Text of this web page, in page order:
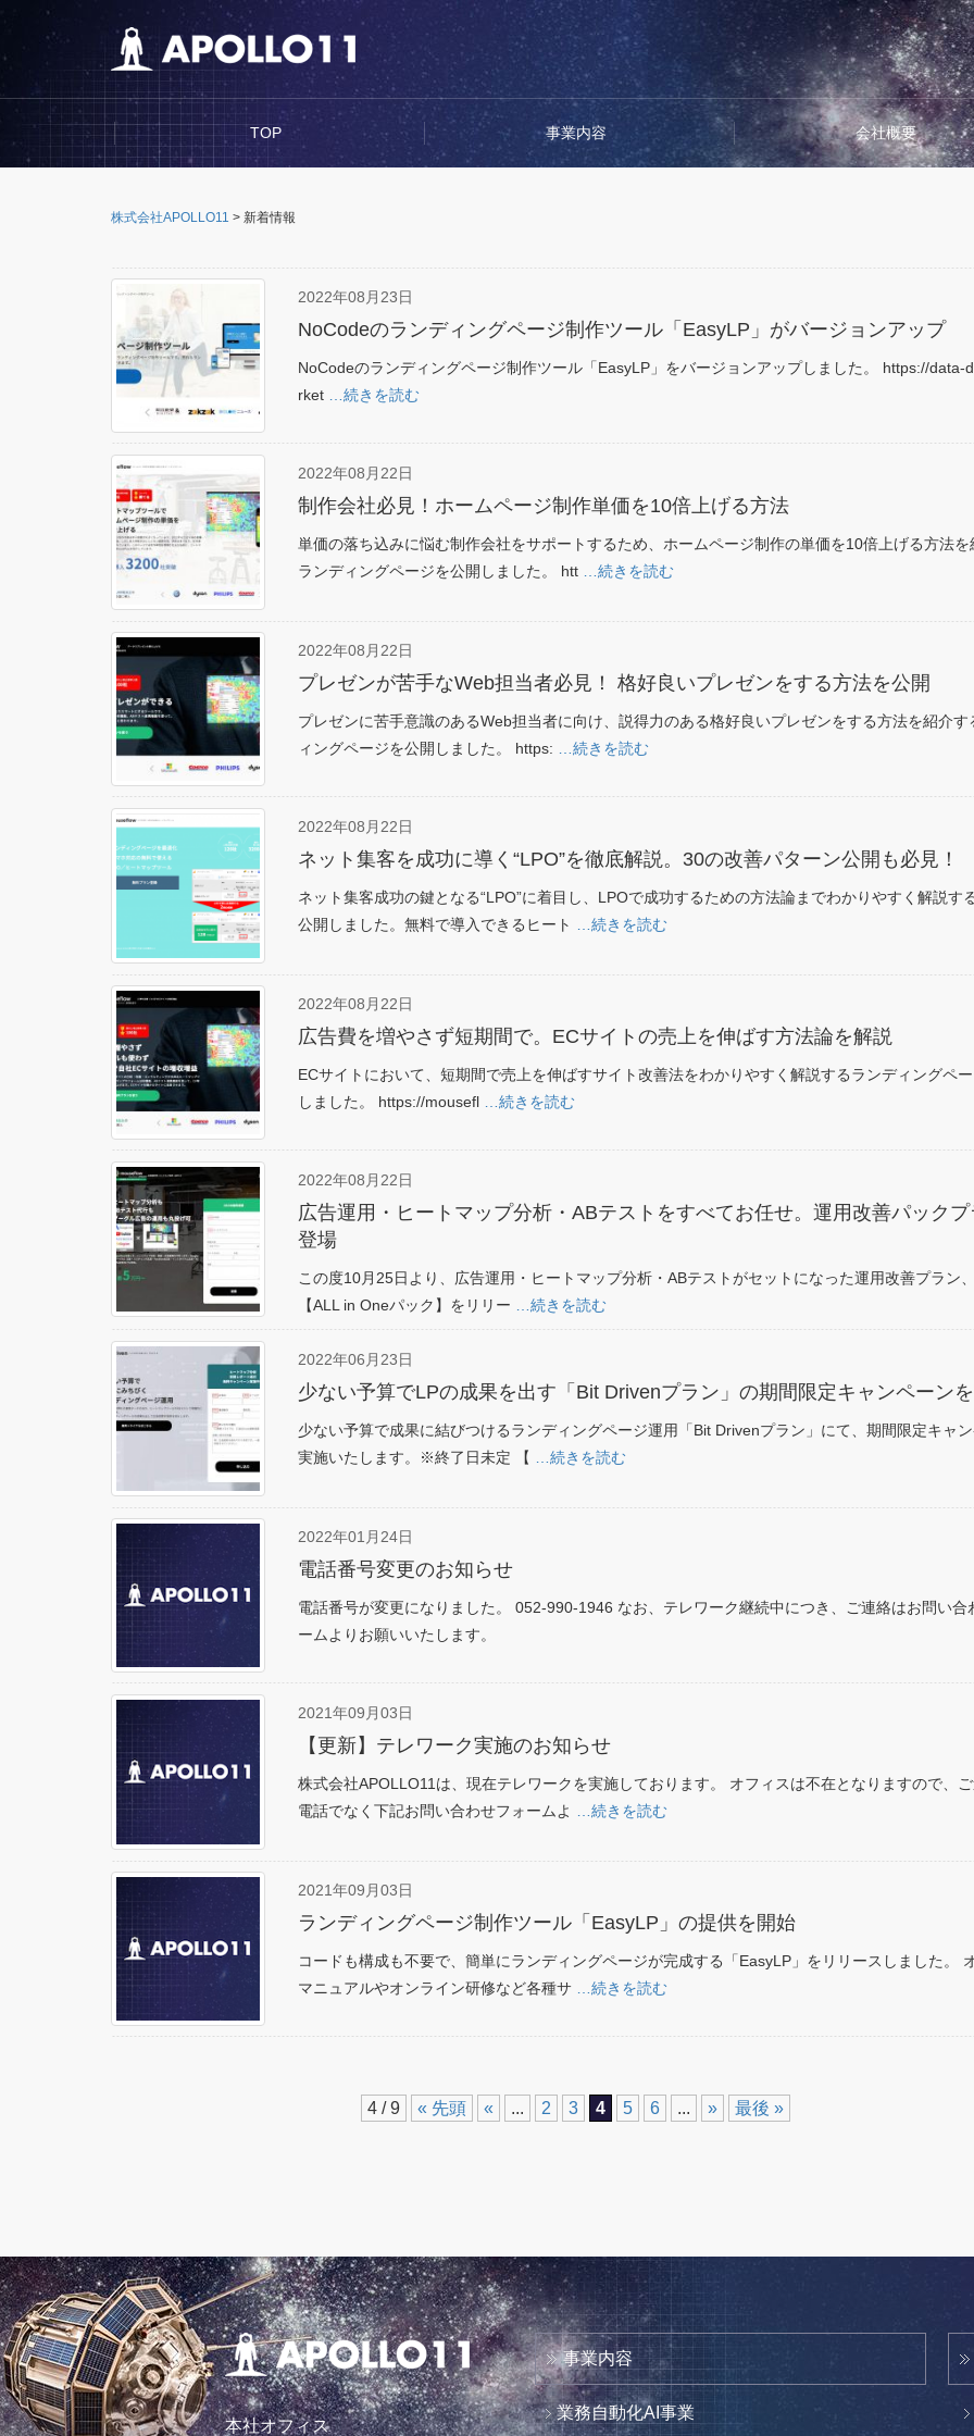
TOP 事業内容 会社概要
株式会社APOLLO11 > 新着情報
2022年08月23日
NoCodeのランディングページ制作ツール「EasyLP」がバージョンアップ
NoCodeのランディングページ制作ツール「EasyLP」をバージョンアップしました。 https://data-
rket
…続きを読む
2022年08月22日
制作会社必見！ホームページ制作単価を10倍上げる方法
単価の落ち込みに悩む制作会社をサポートするため、ホームページ制作の単価を10倍上げる方法を
ランディングページを公開しました。 htt …続きを読む
2022年08月22日
プレゼンが苦手なWeb担当者必見！ 格好良いプレゼンをする方法を公開
プレゼンに苦手意識のあるWeb担当者に向け、説得力のある格好良いプレゼンをする方法を紹介す
ィングページを公開しました。 https:
…続きを読む
2022年08月22日
ネット集客を成功に導く“LPO”を徹底解説。30の改善パターン公開も必見！
ネット集客成功の鍵となる“LPO”に着目し、LPOで成功するための方法論までわかりやすく解説す
公開しました。無料で導入できるヒート …続きを読む
2022年08月22日
広告費を増やさず短期間で。ECサイトの売上を伸ばす方法論を解説
ECサイトにおいて、短期間で売上を伸ばすサイト改善法をわかりやすく解説するランディングペ
しました。 https://mousefl
…続きを読む
2022年08月22日
広告運用・ヒートマップ分析・ABテストをすべてお任せ。運用改善パック
登場
この度10月25日より、広告運用・ヒートマップ分析・ABテストがセットになった運用改善プラン
【ALL in Oneパック】をリリー …続きを読む
2022年06月23日
少ない予算でLPの成果を出す「Bit Drivenプラン」の期間限定キャンペーン
少ない予算で成果に結びつけるランディングページ運用「Bit Drivenプラン」にて、期間限定キャ
実施いたします。※終了日未定 【 …続きを読む
2022年01月24日
電話番号変更のお知らせ
電話番号が変更になりました。 052-990-1946 なお、テレワーク継続中につき、ご連絡はお問い合
ームよりお願いいたします。
2021年09月03日
【更新】テレワーク実施のお知らせ
株式会社APOLLO11は、現在テレワークを実施しております。 オフィスは不在となりますので、
電話でなく下記お問い合わせフォームよ …続きを読む
2021年09月03日
ランディングページ制作ツール「EasyLP」の提供を開始
コードも構成も不要で、簡単にランディングページが完成する「EasyLP」をリリースしました。
マニュアルやオンライン研修など各種サ
…続きを読む
4 / 9 « 先頭 « ... 2 3 4 5 6 ... » 最後 »
本社オフィス
事業内容
業務自動化AI事業